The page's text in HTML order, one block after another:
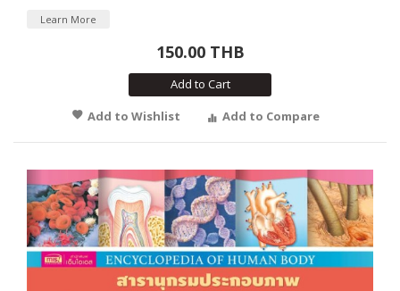
Learn More
150.00 THB
Add to Cart
Add to Wishlist
Add to Compare